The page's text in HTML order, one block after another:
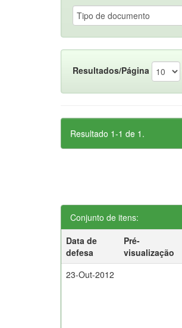
Resultados/Página
Resultado 1-1 de 1.
Conjunto de itens:
Data de
defesa
Pré-
visualização
23-Out-2012